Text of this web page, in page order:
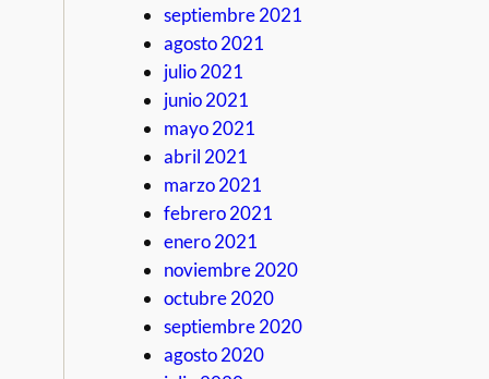
septiembre 2021
agosto 2021
julio 2021
junio 2021
mayo 2021
abril 2021
marzo 2021
febrero 2021
enero 2021
noviembre 2020
octubre 2020
septiembre 2020
agosto 2020